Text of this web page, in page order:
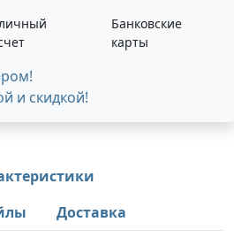
Банковские
карты
и скидкой!
Доставка